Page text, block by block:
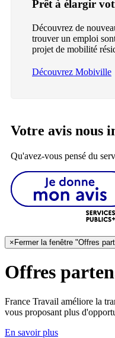
Prêt à élargir
Découvrez de
trouver un emploi
projet de mobilité
Découvrez Mobiville
Votre avis nous
Qu'avez-vous pensé du
× Fermer la fenêtre "Offres
Offres
France Travail améliore la
vous proposant plus
En savoir plus